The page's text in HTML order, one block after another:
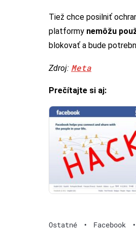
Tiež chce posilniť
platformy nemôžu
blokovať a bude
Zdroj: Meta
Prečítajte si aj:
Ostatné • Facebook •